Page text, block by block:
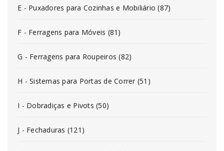
E - Puxadores para Cozinhas e Mobiliário (87)
F - Ferragens para Móveis (81)
G - Ferragens para Roupeiros (82)
H - Sistemas para Portas de Correr (51)
I - Dobradiças e Pivots (50)
J - Fechaduras (121)